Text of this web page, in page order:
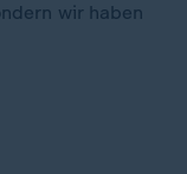
wir haben